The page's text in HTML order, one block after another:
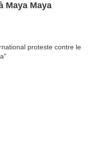
Maya Maya